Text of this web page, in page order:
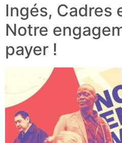
Ingés, Cadres
Notre
payer !